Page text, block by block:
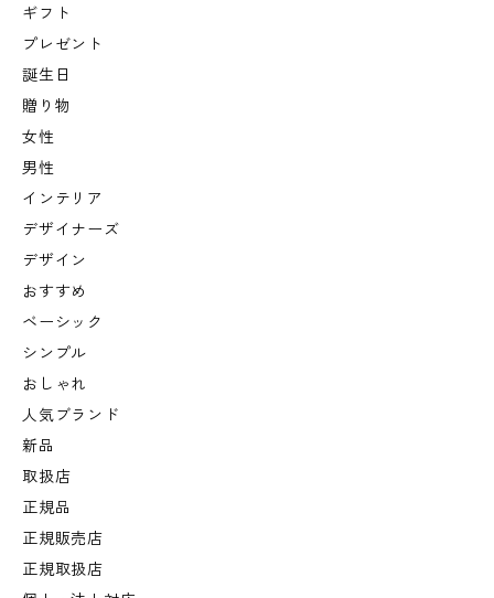
ギフト
プレゼント
誕生日
贈り物
女性
男性
インテリア
デザイナーズ
デザイン
おすすめ
ベーシック
シンプル
おしゃれ
人気ブランド
新品
取扱店
正規品
正規販売店
正規取扱店